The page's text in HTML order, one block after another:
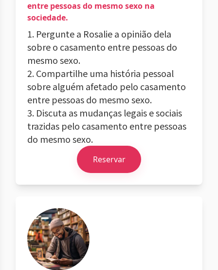
entre pessoas do mesmo sexo na
sociedade.
1. Pergunte a Rosalie a opinião dela
sobre o casamento entre pessoas do
mesmo sexo.
2. Compartilhe uma história pessoal
sobre alguém afetado pelo casamento
entre pessoas do mesmo sexo.
3. Discuta as mudanças legais e sociais
trazidas pelo casamento entre pessoas
do mesmo sexo.
Reservar